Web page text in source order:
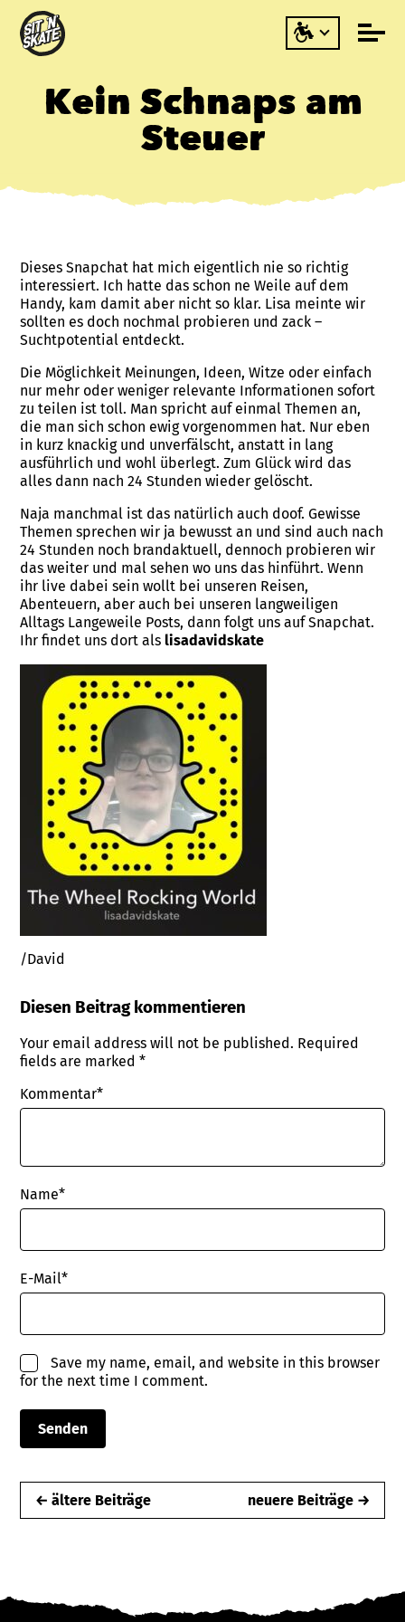
Kein Schnaps am
Steuer
Dieses Snapchat hat mich eigentlich nie so richtig
interessiert. Ich hatte das schon ne Weile auf dem
Handy, kam damit aber nicht so klar. Lisa meinte wir
sollten es doch nochmal probieren und zack –
Suchtpotential entdeckt.
Die Möglichkeit Meinungen, Ideen, Witze oder einfach
nur mehr oder weniger relevante Informationen sofort
zu teilen ist toll. Man spricht auf einmal Themen an,
die man sich schon ewig vorgenommen hat. Nur eben
in kurz knackig und unverfälscht, anstatt in lang
ausführlich und wohl überlegt. Zum Glück wird das
alles dann nach 24 Stunden wieder gelöscht.
Naja manchmal ist das natürlich auch doof. Gewisse
Themen sprechen wir ja bewusst an und sind auch nach
24 Stunden noch brandaktuell, dennoch probieren wir
das weiter und mal sehen wo uns das hinführt. Wenn
ihr live dabei sein wollt bei unseren Reisen,
Abenteuern, aber auch bei unseren langweiligen
Alltags Langeweile Posts, dann folgt uns auf Snapchat.
Ihr findet uns dort alslisadavidskate
/David
Diesen Beitrag kommentieren
Your email address will not be published. Required
fields are marked*
Kommentar*
Name*
E-Mail*
Save my name, email, and website in this browser
for the next time I comment.
← ältere Beiträge neuere Beiträge →